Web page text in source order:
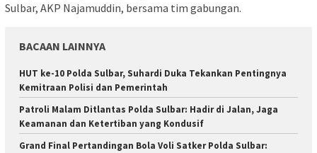
Sulbar, AKP Najamuddin, bersama tim gabungan.
BACAAN LAINNYA
HUT ke-10 Polda Sulbar, Suhardi Duka Tekankan Pentingnya
Kemitraan Polisi dan Pemerintah
Patroli Malam Ditlantas Polda Sulbar: Hadir di Jalan, Jaga
Keamanan dan Ketertiban yang Kondusif
Grand Final Pertandingan Bola Voli Satker Polda Sulbar: